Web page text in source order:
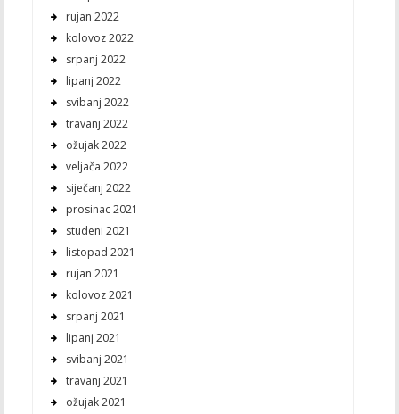
rujan 2022
kolovoz 2022
srpanj 2022
lipanj 2022
svibanj 2022
travanj 2022
ožujak 2022
veljača 2022
siječanj 2022
prosinac 2021
studeni 2021
listopad 2021
rujan 2021
kolovoz 2021
srpanj 2021
lipanj 2021
svibanj 2021
travanj 2021
ožujak 2021